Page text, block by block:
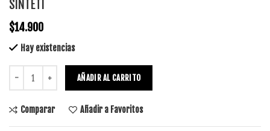
SINTETI
$14.900
Hay existencias
AÑADIR AL CARRITO
Comparar Añadir a Favoritos